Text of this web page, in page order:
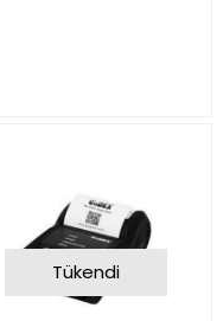
Tükendi